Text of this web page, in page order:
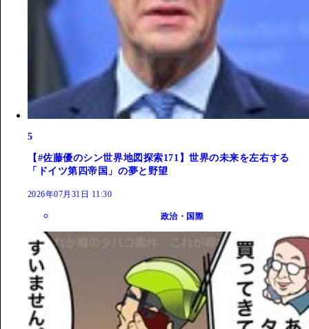
5
【#佐藤優のシン世界地図探索171】世界の未来を左右する
「ドイツ第四帝国」の夢と野望
2026年07月31日 11:30
政治・国際